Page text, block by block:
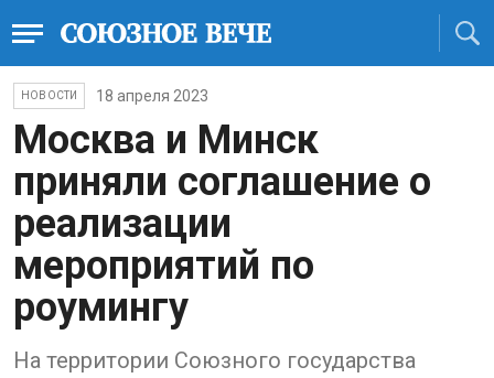
НОВОСТИ 18 апреля 2023
Москва и Минск
приняли соглашение о
реализации
мероприятий по
роумингу
На территории Союзного государства